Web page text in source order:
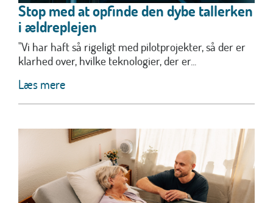
Stop med at opfinde den dybe tallerken
i ældreplejen
"Vi har haft så rigeligt med pilotprojekter, så der er
klarhed over, hvilke teknologier, der er...
Læs mere